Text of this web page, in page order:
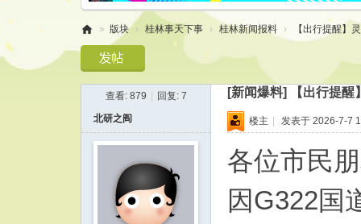
林
» 版块 › 桂林事天下事 › 桂林新闻报料 › 【出行提醒】
查看: 879 回复: 7 [新闻爆料] 【出行提
北研之阎 楼主 | 发表于 2026-7-7
各位市民
因G322国